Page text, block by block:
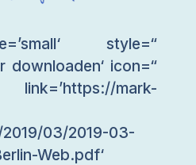
style=“
downloaden‘ icon=“
mark-
03/2019-03-
Web.pdf‘